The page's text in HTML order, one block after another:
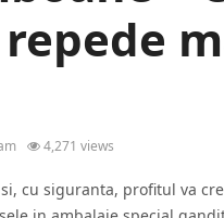
4,271 views
cu siguranta, profitul va